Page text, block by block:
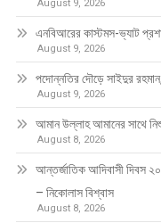
August 9, 2026
এনবিআরের কাস্টমস-ভ্যাট
August 9, 2026
পদোন্নতির দৌড়ে সাইদুর
August 9, 2026
আমান উল্লাহ আমানের সাথে
August 8, 2026
আন্তর্জাতিক আদিবাসী দিবস
– নিকোলাস বিশ্বাস
August 8, 2026